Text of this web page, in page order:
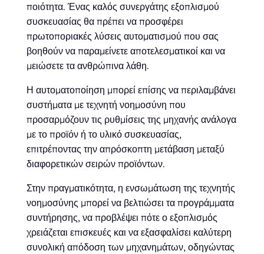
ποιότητα. Ένας καλός συνεργάτης εξοπλισμού
συσκευασίας θα πρέπει να προσφέρει
πρωτοποριακές λύσεις αυτοματισμού που σας
βοηθούν να παραμείνετε αποτελεσματικοί και να
μειώσετε τα ανθρώπινα λάθη.
Η αυτοματοποίηση μπορεί επίσης να περιλαμβάνει
συστήματα με τεχνητή νοημοσύνη που
προσαρμόζουν τις ρυθμίσεις της μηχανής ανάλογα
με το προϊόν ή το υλικό συσκευασίας,
επιτρέποντας την απρόσκοπτη μετάβαση μεταξύ
διαφορετικών σειρών προϊόντων.
Στην πραγματικότητα, η ενσωμάτωση της τεχνητής
νοημοσύνης μπορεί να βελτιώσει τα προγράμματα
συντήρησης, να προβλέψει πότε ο εξοπλισμός
χρειάζεται επισκευές και να εξασφαλίσει καλύτερη
συνολική απόδοση των μηχανημάτων, οδηγώντας